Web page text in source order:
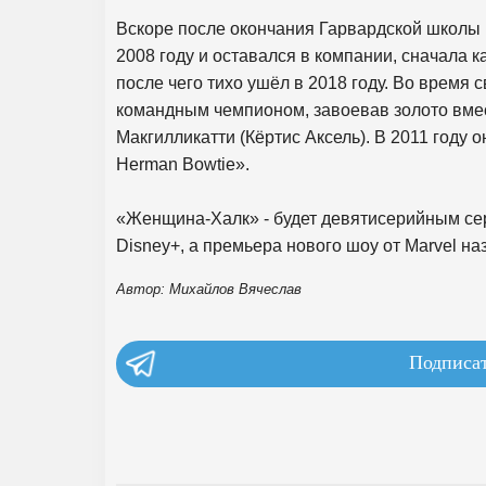
Вскоре после окончания Гарвардской
2008 году и оставался в компании, сначала
после чего тихо ушёл в 2018 году. Во время
командным чемпионом, завоевав золото
Макгилликатти (Кёртис Аксель). В 2011 году
Herman Bowtie».
«Женщина-Халк» - будет девятисерийным
Disney+, а премьера нового шоу от Marvel
Автор: Михайлов Вячеслав